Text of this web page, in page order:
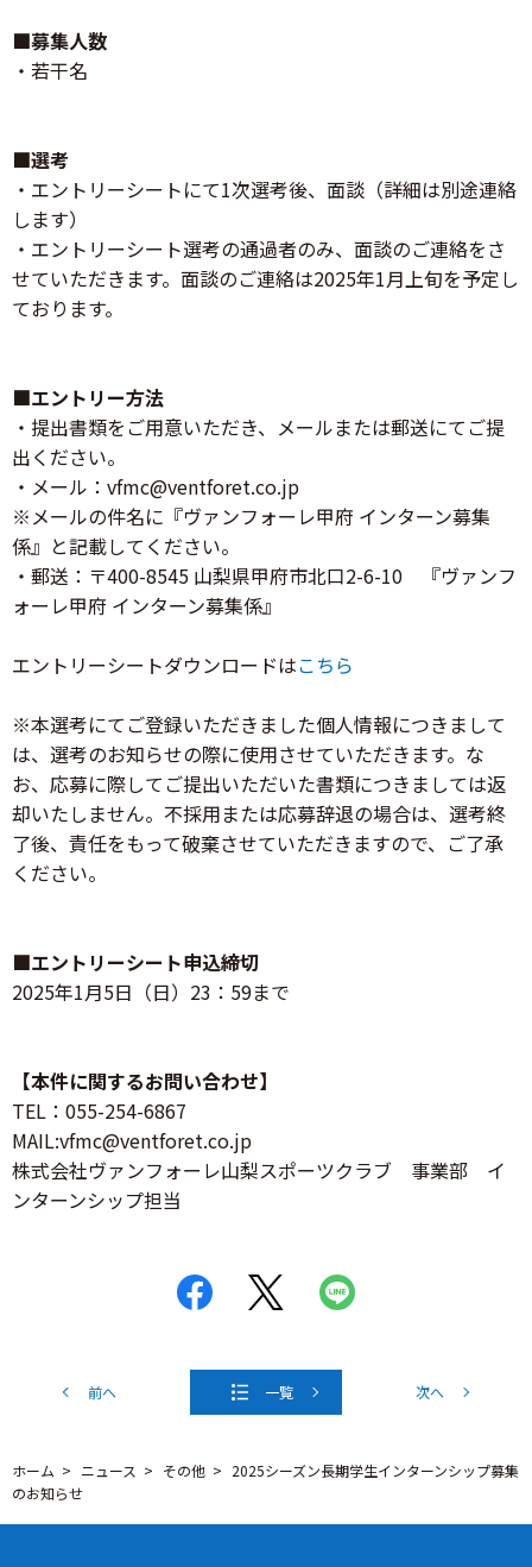
■募集人数
・若干名
■選考
・エントリーシートにて1次選考後、面談（詳細は別途連絡
します）
・エントリーシート選考の通過者のみ、面談のご連絡をさ
せていただきます。面談のご連絡は2025年1月上旬を予定し
ております。
■エントリー方法
・提出書類をご用意いただき、メールまたは郵送にてご提
出ください。
・メール：vfmc@ventforet.co.jp
※メールの件名に『ヴァンフォーレ甲府 インターン募集
係』と記載してください。
・郵送：〒400-8545 山梨県甲府市北口2-6-10 『ヴァンフ
ォーレ甲府 インターン募集係』
エントリーシートダウンロードはこちら
※本選考にてご登録いただきました個人情報につきまして
は、選考のお知らせの際に使用させていただきます。な
お、応募に際してご提出いただいた書類につきましては返
却いたしません。不採用または応募辞退の場合は、選考終
了後、責任をもって破棄させていただきますので、ご了承
ください。
■エントリーシート申込締切
2025年1月5日（日）23：59まで
【本件に関するお問い合わせ】
TEL：055-254-6867
MAIL:vfmc@ventforet.co.jp
株式会社ヴァンフォーレ山梨スポーツクラブ 事業部 イ
ンターンシップ担当
前へ 一覧 次へ
ホーム ニュース その他
2025シーズン長期学生インターンシップ募集
のお知らせ